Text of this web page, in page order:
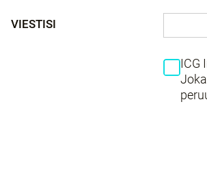
VIESTISI
ICG